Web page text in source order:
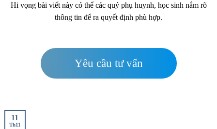
Hi vọng bài viết này có thể các quý phụ huynh, học sinh nắm rõ
thông tin để ra quyết định phù hợp.
Yêu cầu tư vấn
11
Th11